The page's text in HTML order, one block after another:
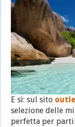
E sì: sul sito
selezione delle
perfetta per